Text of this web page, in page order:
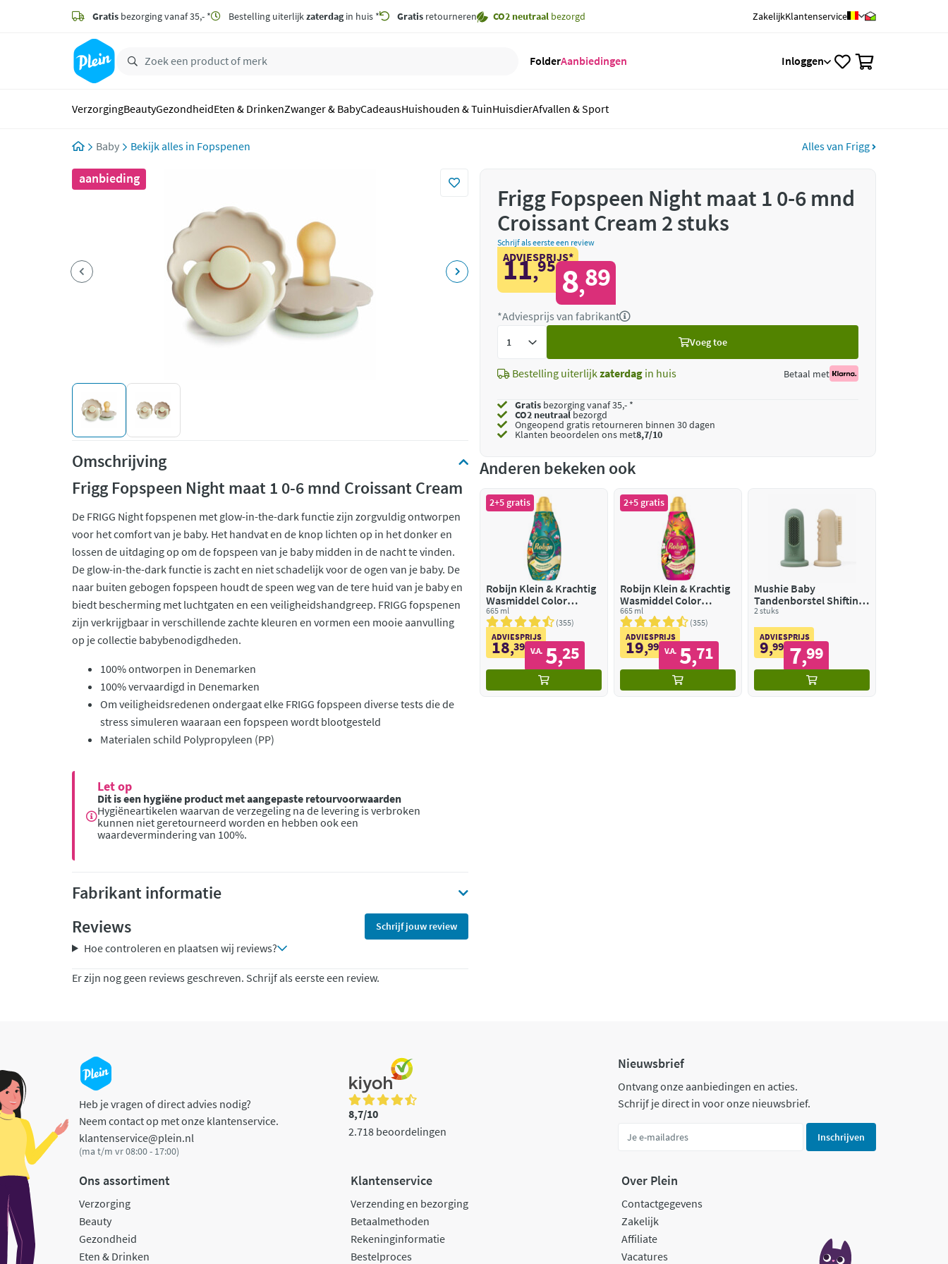
zoeken
hoofdinhoud
Gratis bezorging vanaf 35,- * Bestelling uiterlijkzaterdagin huis * Gratis retourneren CO2 neutraal bezorgd ZakelijkKlantenservice
FolderAanbiedingen Inloggen
VerzorgingBeautyGezondheidEten & DrinkenZwanger & BabyCadeausHuishouden & TuinHuisdierAfvallen & Sport
Baby Fopspenen Alles van Frigg
aanbieding
Omschrijving
Frigg Fopspeen Night maat 1 0-6 mnd Croissant Cream
De FRIGG Night fopspenen met glow-in-the-dark functie zijn zorgvuldig ontworpen
voor het comfort van je baby. Het handvat en de knop lichten op in het donker en
lossen de uitdaging op om de fopspeen van je baby midden in de nacht te vinden.
De glow-in-the-dark functie is zacht en niet schadelijk voor de ogen van je baby. De
naar buiten gebogen fopspeen houdt de speen weg van de tere huid van je baby en
biedt bescherming met luchtgaten en een veiligheidshandgreep. FRIGG fopspenen
zijn verkrijgbaar in verschillende zachte kleuren en vormen een mooie aanvulling
op je collectie babybenodigdheden.
100% ontworpen in Denemarken
100% vervaardigd in Denemarken
Om veiligheidsredenen ondergaat elke FRIGG fopspeen diverse tests die de
stress simuleren waaraan een fopspeen wordt blootgesteld
Materialen schild Polypropyleen (PP)
Let op
Dit is een hygiëne product met aangepaste retourvoorwaarden
Hygiëneartikelen waarvan de verzegeling na de levering is verbroken
kunnen niet geretourneerd worden en hebben ook een
waardevermindering van 100%.
Fabrikant informatie
Reviews
Schrijf jouw review
Hoe controleren en plaatsen wij reviews?
Er zijn nog geen reviews geschreven. Schrijf als eerste een review.
Frigg Fopspeen Night maat 1 0-6 mnd
Croissant Cream 2 stuks
Schrijf als eerste een review
ADVIESPRIJS*
11,95 8,89
*Adviesprijs van fabrikant
Voeg toe
Bestelling uiterlijkzaterdag in huis Betaal met
Gratis bezorging vanaf 35,- *
CO2 neutraalbezorgd
Ongeopend gratis retourneren binnen 30 dagen
Klanten beoordelen ons met8,7/10
Anderen bekeken ook
2+5 gratis
Robijn Klein & Krachtig
Wasmiddel Color
Paradise Secret 19
Wasbeurten
665 ml
355
ADVIESPRIJS
18,39 V.A. 5,25
2+5 gratis
Robijn Klein & Krachtig
Wasmiddel Color
Tropical 19 Wasbeurten
665 ml
355
ADVIESPRIJS
19,99 V.A. 5,71
Mushie Baby
Tandenborstel Shifting
sand Cambridge blue
2 stuks
ADVIESPRIJS
9,99 7,99
Heb je vragen of direct advies nodig?
Neem contact op met onze klantenservice.
klantenservice@plein.nl
(ma t/m vr 08:00 - 17:00)
8,7/10
2.718 beoordelingen
Nieuwsbrief
Ontvang onze aanbiedingen en acties.
Schrijf je direct in voor onze nieuwsbrief.
Inschrijven
Ons assortiment
Verzorging
Beauty
Gezondheid
Eten & Drinken
Klantenservice
Verzending en bezorging
Betaalmethoden
Rekeninginformatie
Bestelproces
Over Plein
Contactgegevens
Zakelijk
Affiliate
Vacatures